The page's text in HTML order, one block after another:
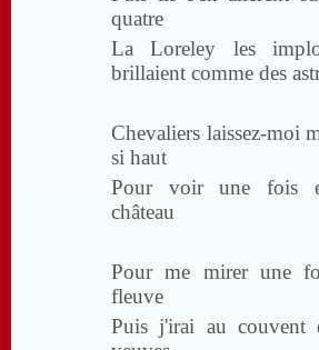
quatre
La Loreley les
brillaient comme des
Chevaliers laissez-moi
si haut
Pour voir une fois
château
Pour me mirer une
fleuve
Puis j'irai au couvent